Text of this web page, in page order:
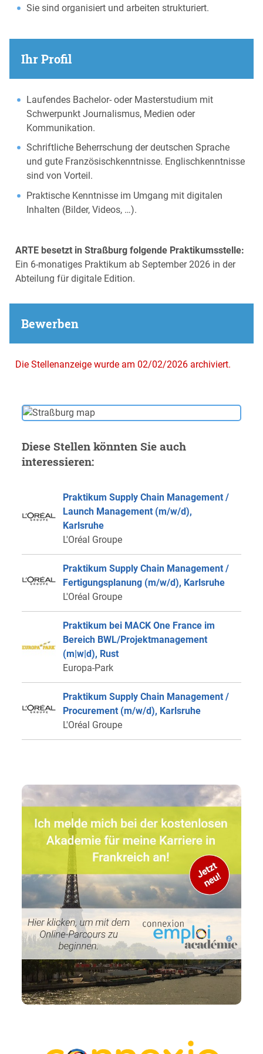
Sie sind organisiert und arbeiten strukturiert.
Ihr Profil
Laufendes Bachelor- oder Masterstudium mit
Schwerpunkt Journalismus, Medien oder
Kommunikation.
Schriftliche Beherrschung der deutschen Sprache
und gute Französischkenntnisse. Englischkenntnisse
sind von Vorteil.
Praktische Kenntnisse im Umgang mit digitalen
Inhalten (Bilder, Videos, …).
ARTE besetzt in Straßburg folgende Praktikumsstelle:
Ein 6-monatiges Praktikum ab September 2026 in der
Abteilung für digitale Edition.
Bewerben
Die Stellenanzeige wurde am 02/02/2026 archiviert.
Diese Stellen könnten Sie auch
interessieren:
Praktikum Supply Chain Management /
Launch Management (m/w/d),
Karlsruhe
L'Oréal Groupe
Praktikum Supply Chain Management /
Fertigungsplanung (m/w/d), Karlsruhe
L'Oréal Groupe
Praktikum bei MACK One France im
Bereich BWL/Projektmanagement
(m|w|d), Rust
Europa-Park
Praktikum Supply Chain Management /
Procurement (m/w/d), Karlsruhe
L'Oréal Groupe